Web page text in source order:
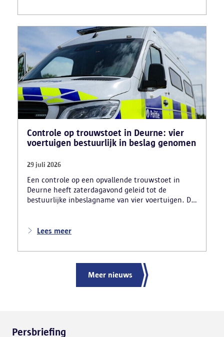
motorblokken en inbrekersmateriaal gevonden.
Controle op trouwstoet in Deurne: vier
voertuigen bestuurlijk in beslag genomen
29 juli 2026
Een controle op een opvallende trouwstoet in
Deurne heeft zaterdagavond geleid tot de
bestuurlijke inbeslagname van vier voertuigen. De
nadat meerdere weggebruikers melding hadden
ernstige verkeershinder die dat als gevolg had.
Lees meer
Meer nieuws
Persbriefing